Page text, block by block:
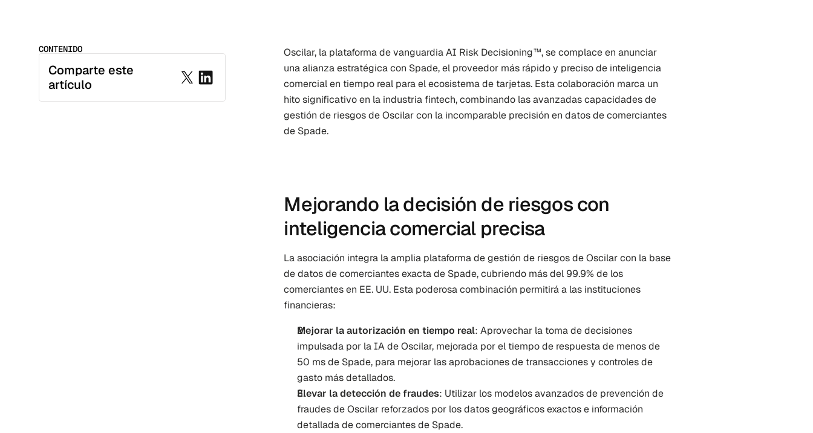
CONTENIDO
Comparte este
artículo
Oscilar, la plataforma de vanguardia AI Risk Decisioning™, se complace en anunciar
una alianza estratégica con Spade, el proveedor más rápido y preciso de inteligencia
comercial en tiempo real para el ecosistema de tarjetas. Esta colaboración marca un
hito significativo en la industria fintech, combinando las avanzadas capacidades de
gestión de riesgos de Oscilar con la incomparable precisión en datos de comerciantes
de Spade.
Mejorando la decisión de riesgos con
inteligencia comercial precisa
La asociación integra la amplia plataforma de gestión de riesgos de Oscilar con la base
de datos de comerciantes exacta de Spade, cubriendo más del 99.9% de los
comerciantes en EE. UU. Esta poderosa combinación permitirá a las instituciones
financieras:
Mejorar la autorización en tiempo real: Aprovechar la toma de decisiones
impulsada por la IA de Oscilar, mejorada por el tiempo de respuesta de menos de
50 ms de Spade, para mejorar las aprobaciones de transacciones y controles de
gasto más detallados.
Elevar la detección de fraudes: Utilizar los modelos avanzados de prevención de
fraudes de Oscilar reforzados por los datos geográficos exactos e información
detallada de comerciantes de Spade.